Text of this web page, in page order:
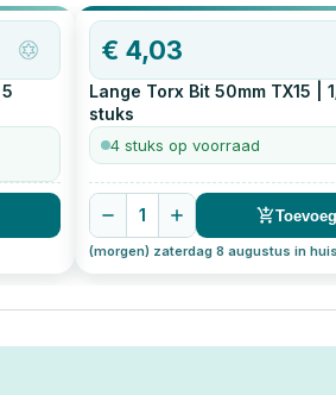
5
€ 4,03
Lange Torx Bit 50mm TX15 |
stuks
4 stuks op voorraad
1
(morgen) zaterdag 8 augustus in huis